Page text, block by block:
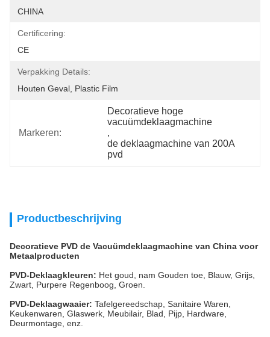
CHINA
Certificering:
CE
Verpakking Details:
Houten Geval, Plastic Film
Markeren:
Decoratieve hoge
vacuümdeklaagmachine
,
de deklaagmachine van 200A
pvd
Productbeschrijving
Decoratieve PVD de Vacuümdeklaagmachine van China voor
Metaalproducten
PVD-Deklaagkleuren: Het goud, nam Gouden toe, Blauw, Grijs,
Zwart, Purpere Regenboog, Groen.
PVD-Deklaagwaaier: Tafelgereedschap, Sanitaire Waren,
Keukenwaren, Glaswerk, Meubilair, Blad, Pijp, Hardware,
Deurmontage, enz.